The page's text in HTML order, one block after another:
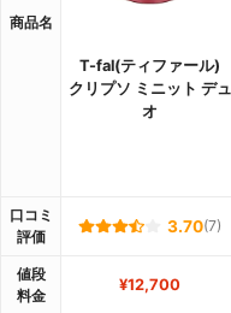
商品名
T-fal(ティファール)
クリプソ ミニット デュ
オ
口コミ
評価
3.70(7)
値段
料金
¥12,700